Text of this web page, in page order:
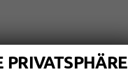
PRIVATSPHÄRE